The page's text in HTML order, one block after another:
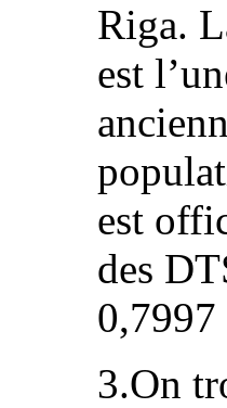
Riga.
est
est
des
3.On